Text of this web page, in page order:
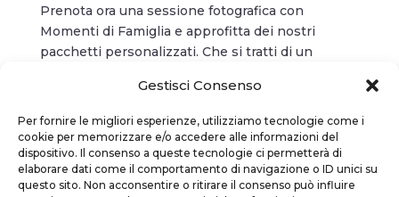
Gestisci Consenso
Per fornire le migliori esperienze, utilizziamo tecnologie come i
cookie per memorizzare e/o accedere alle informazioni del
dispositivo. Il consenso a queste tecnologie ci permetterà di
elaborare dati come il comportamento di navigazione o ID unici su
questo sito. Non acconsentire o ritirare il consenso può influire
Prenota ora una sessione fotografica con
Momenti di Famiglia e approfitta dei nostri
pacchetti personalizzati. Che si tratti di un
o un servizio fotografico di maternità, il nostro
team è pronto a catturare i tuoi ricordi più
preziosi. Contattaci per scoprire le promozioni
attuali e riservare il tuo appuntamento!